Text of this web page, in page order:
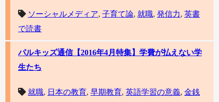
ソーシャルメディア, 子育て論, 就職, 発信力, 英書
で読書
パルキッズ通信【2016年4月特集】学費が払えない学
生たち
就職, 日本の教育, 早期教育, 英語学習の意義, 金銭